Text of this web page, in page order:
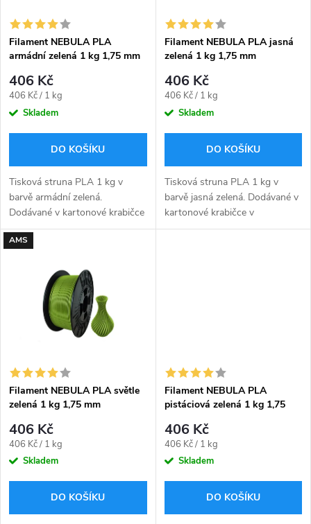
í
p
r
o
d
u
k
t
s
p
r
o
d
u
k
Filament NEBULA PLA
armádní zelená 1 kg 1,75 mm
406 Kč
Měrná
cena:
406 Kč / 1 kg
Skladem
DO KOŠÍKU
Tisková struna PLA 1 kg v
barvě armádní zelená.
Dodávané v kartonové krabičce
v zavakuovaném obalu včetně
silikagelu uvnitř sáčku pro
Filament NEBULA PLA jasná
zelená 1 kg 1,75 mm
406 Kč
Měrná
cena:
406 Kč / 1 kg
Skladem
DO KOŠÍKU
Tisková struna PLA 1 kg v
barvě jasná zelená. Dodávané v
kartonové krabičce v
zavakuovaném obalu včetně
AMS
Filament NEBULA PLA světle
zelená 1 kg 1,75 mm
406 Kč
Měrná
cena:
406 Kč / 1 kg
Skladem
DO KOŠÍKU
Filament NEBULA PLA
pistáciová zelená 1 kg 1,75
406 Kč
Měrná
cena:
406 Kč / 1 kg
Skladem
DO KOŠÍKU